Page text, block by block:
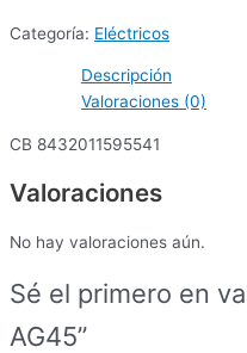
Categoría: Eléctricos
Descripción
Valoraciones (0)
CB 8432011595541
Valoraciones
No hay valoraciones aún.
Sé el primero en
AG45”